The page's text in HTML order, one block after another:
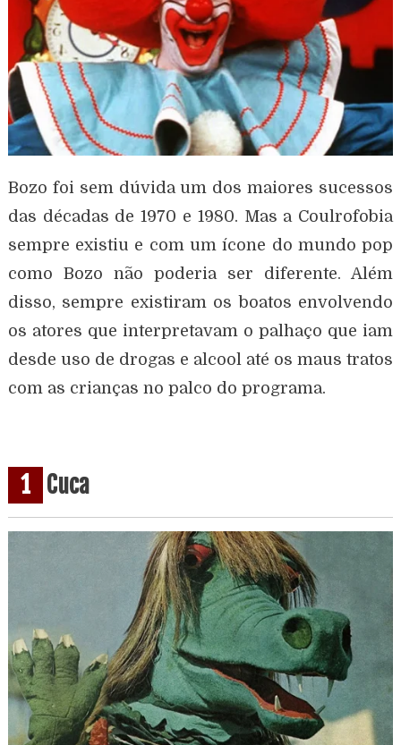
Bozo foi sem dúvida um dos maiores sucessos
das décadas de 1970 e 1980. Mas a Coulrofobia
sempre existiu e com um ícone do mundo pop
como Bozo não poderia ser diferente. Além
disso, sempre existiram os boatos envolvendo
os atores que interpretavam o palhaço que iam
desde uso de drogas e alcool até os maus tratos
com as crianças no palco do programa.
1 Cuca